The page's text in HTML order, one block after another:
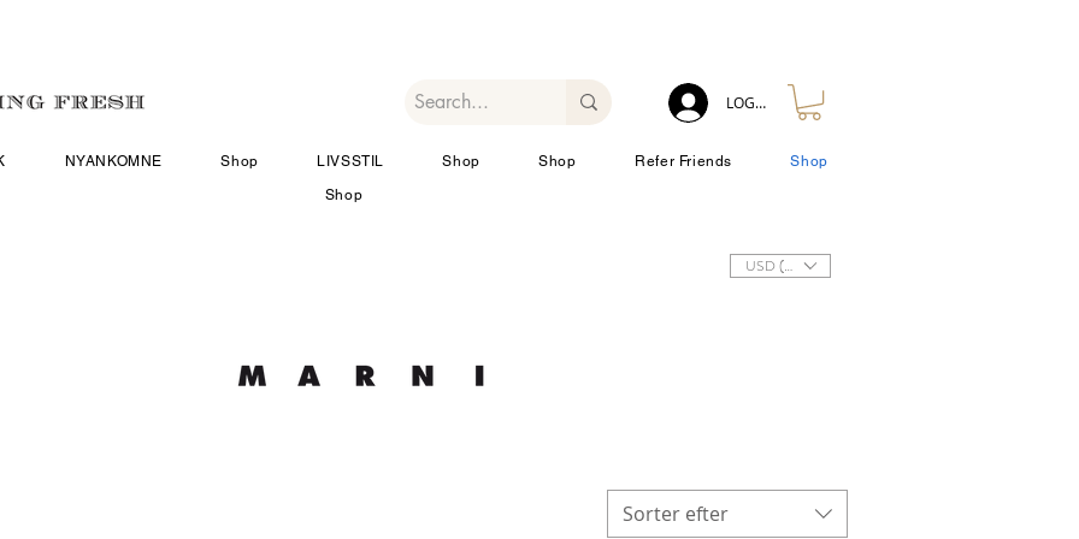
NYANKOMNE Shop LIVSSTIL Shop Shop Refer Friends
Shop
Shop
LOG IN
USD ($)
Sorter efter